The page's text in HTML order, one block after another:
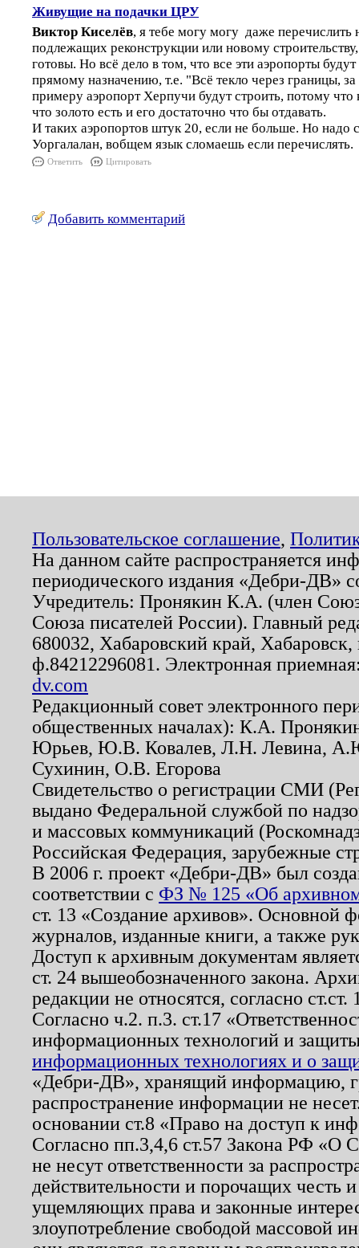
Живущие на подачки ЦРУ
Виктор Киселёв, я тебе могу могу даже перечислить
подлежащих реконструкции или новому
готовы. Но всё дело в том, что все эти аэропорты
прямому назначению, т.е. "Всё текло через границы,
примеру аэропорт Херпучи будут строить, потому что
что золото есть и его достаточно что бы отдавать.
И таких аэропортов штук 20, если не больше. Но надо
Уоргалалан, вобщем язык сломаешь если перечислять.
Ответить Цитировать
Добавить комментарий
Пользовательское соглашение,
На данном сайте распространяется
периодического издания «Дебри-ДВ»
Учредитель: Пронякин К.А. (член
Союза писателей России). Главный
680032, Хабаровский край,
ф.84212296081. Электронная
dv.com
Редакционный совет электронного
общественных началах): К.А.
Юрьев, Ю.В. Ковалев, Л.Н. Левина,
Сухинин, О.В. Егорова
Свидетельство о регистрации СМИ
выдано Федеральной службой по
и массовых коммуникаций
Российская Федерация, зарубежные
В 2006 г. проект «Дебри-ДВ» был
соответствии с ФЗ № 125 «Об
ст. 13 «Создание архивов». Основной
журналов, изданные книги, а также
Доступ к архивным документам
ст. 24 вышеобозначенного закона.
редакции не относятся, согласно
Согласно ч.2. п.3. ст.17
информационных технологий и
информационных технологиях и о
«Дебри-ДВ», хранящий информацию,
распространение информации не
основании ст.8 «Право на доступ к
Согласно пп.3,4,6 ст.57 Закона РФ «О
не несут ответственности за
действительности и порочащих честь
ущемляющих права и законные
злоупотребление свободой массовой